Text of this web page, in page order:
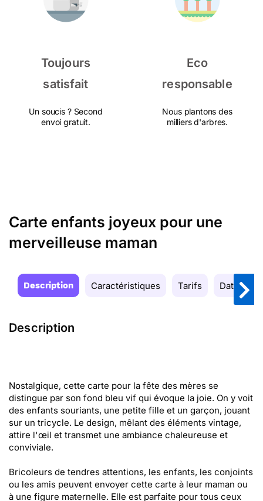
Toujours
satisfait
Un soucis ? Second
envoi gratuit.
Eco
responsable
Nous plantons des
milliers d'arbres.
Carte enfants joyeux pour une
merveilleuse maman
Description Caractéristiques Tarifs Date de
Description
Nostalgique, cette carte pour la fête des mères se
distingue par son fond bleu vif qui évoque la joie. On y voit
des enfants souriants, une petite fille et un garçon, jouant
sur un tricycle. Le design, mêlant des éléments vintage,
attire l'œil et transmet une ambiance chaleureuse et
conviviale.
Bricoleurs de tendres attentions, les enfants, les conjoints
ou les amis peuvent envoyer cette carte à leur maman ou
à une figure maternelle. Elle est parfaite pour tous ceux